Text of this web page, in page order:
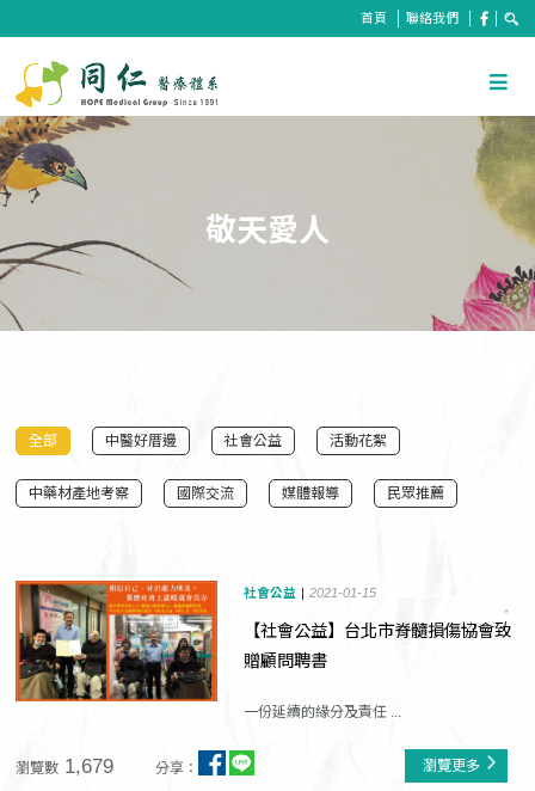
首頁 聯絡我們
敬天愛人
全部 中醫好厝邊 社會公益 活動花絮
中藥材產地考察 國際交流 媒體報導 民眾推薦
社會公益 2021-01-15
【社會公益】台北市脊髓損傷協會致
贈顧問聘書
一份延續的緣分及責任 ...
瀏覽數 1,679 分享： 瀏覽更多